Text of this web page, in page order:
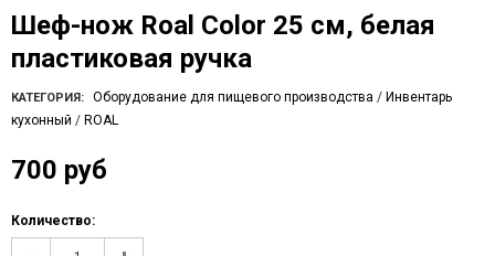
Шеф-нож Roal Color 25 см, белая
пластиковая ручка
КАТЕГОРИЯ: Оборудование для пищевого производства / Инвентарь
кухонный / ROAL
700 руб
Количество: